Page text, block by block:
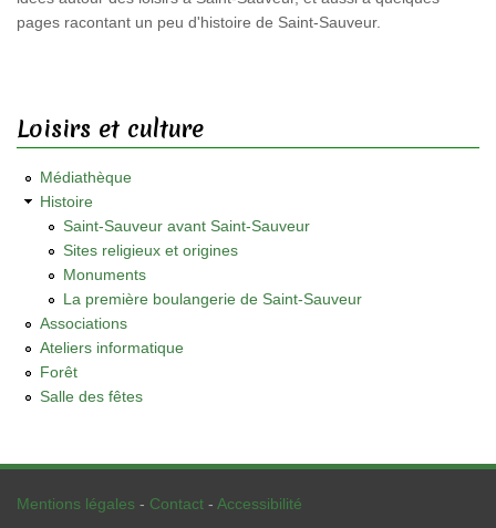
pages racontant un peu d'histoire de Saint-Sauveur.
Loisirs et culture
Médiathèque
Histoire
Saint-Sauveur avant Saint-Sauveur
Sites religieux et origines
Monuments
La première boulangerie de Saint-Sauveur
Associations
Ateliers informatique
Forêt
Salle des fêtes
Mentions légales - Contact - Accessibilité